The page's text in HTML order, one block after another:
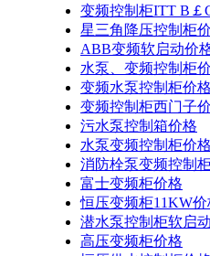
变频控制柜ITT B￡
星三角降压控制柜
ABB变频软启动价
水泵、变频控制柜
变频水泵控制柜价格
变频控制柜西门子
污水泵控制箱价格
水泵变频控制柜价格
消防栓泵变频控制
富士变频柜价格
恒压变频柜11KW价
潜水泵控制柜软启
高压变频柜价格